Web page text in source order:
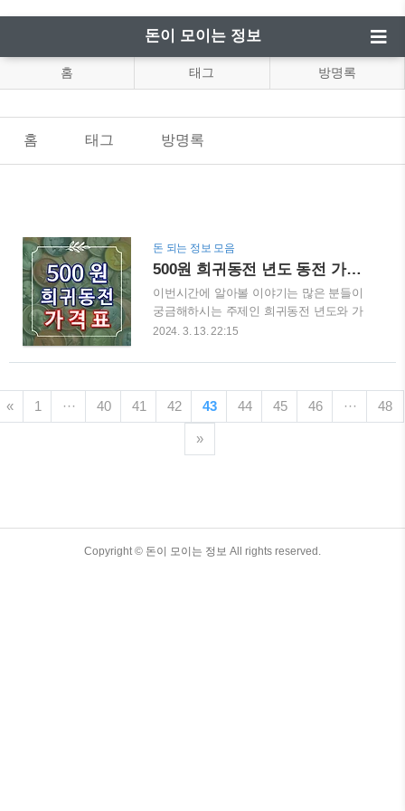
돈이 모이는 정보
홈 태그 방명록
홈 태그 방명록
돈 되는 정보 모음
500원 희귀동전 년도 동전 가격(1982년,1987년,1998년,2014년,2019년)
이번시간에 알아볼 이야기는 많은 분들이
궁금해하시는 주제인 희귀동전 년도와 가
격에 대해서 알아볼 텐데요. 희귀동전 가
에게 주목을 받는 대한민국의 500원 희귀
닌, 수집가들 사이에서 큰 가치를 지니는
특별한 아이템입니다. 이 글에서는 500원
희귀 동전의 특징, 가격, 거래 방법 등에 대
해 상세하게 다루고자 합니다. 또한, 최신
지고 있습니다. 첫째, 발행량이 적거나 특
수한 사건을 기념하기 위해 발행된 동전입
2024. 3. 13. 22:15
« 1 ··· 40 41 42 43 44 45 46 ··· 48
»
Copyright © 돈이 모이는 정보 All rights reserved.
TistoryWhaleSkin3.4